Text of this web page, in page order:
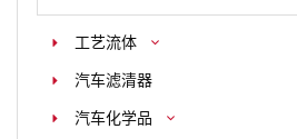
工艺流体
汽车滤清器
汽车化学品